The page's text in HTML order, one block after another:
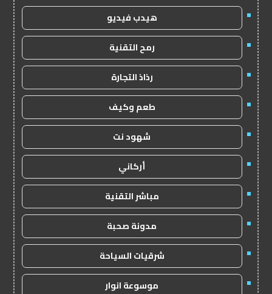
هيدب فيديو
رمح التقنية
رذاذ التجارة
طعم وكيف
شهود نت
أركاني
مباشر التقنية
مدونة صحبة
شرقيات السياحة
موسوعة انوار